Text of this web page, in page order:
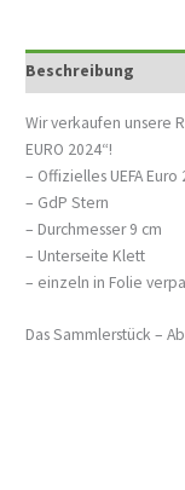
Beschreibung
Wir verkaufen unsere
EURO 2024“!
– Offizielles UEFA Euro
– GdP Stern
– Durchmesser 9 cm
– Unterseite Klett
– einzeln in Folie
Das Sammlerstück –